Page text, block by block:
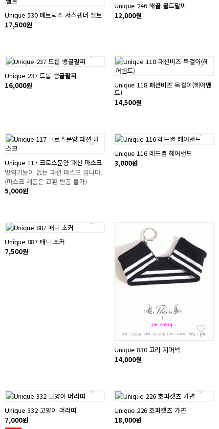
Unique 530 메트릭스 서스펜더 벨트
17,500원
Unique 246 해골 볼드팔찌
12,000원
Unique 237 드롭 뱅글팔찌
16,000원
Unique 118 패션비즈 목걸이(헤어밴
드)
14,500원
Unique 117 크로스문양 패션 마스크
방역기능이 없는 패션 마스크 입니다.
(마스크 제품은 교환 반품 불가)
5,000원
Unique 116 레드뿔 헤어밴드
3,000원
Unique 887 매니 초커
7,500원
Unique 830 고리 지퍼넥
14,000원
Unique 332 고양이 머리띠
7,000원
Unique 226 호피캣츠 가면
18,000원